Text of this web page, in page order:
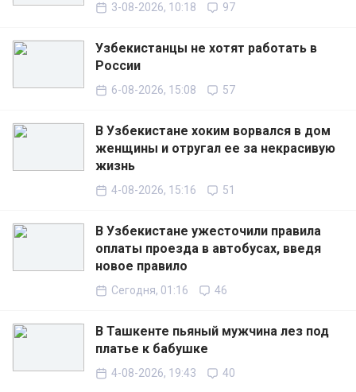
3-08-2026, 10:18 97
Узбекистанцы не хотят работать в
России
6-08-2026, 15:08 57
В Узбекистане хоким ворвался в дом
женщины и отругал ее за некрасивую
жизнь
4-08-2026, 15:16 51
В Узбекистане ужесточили правила
оплаты проезда в автобусах, введя
новое правило
Сегодня, 01:16 46
В Ташкенте пьяный мужчина лез под
платье к бабушке
4-08-2026, 19:43 40